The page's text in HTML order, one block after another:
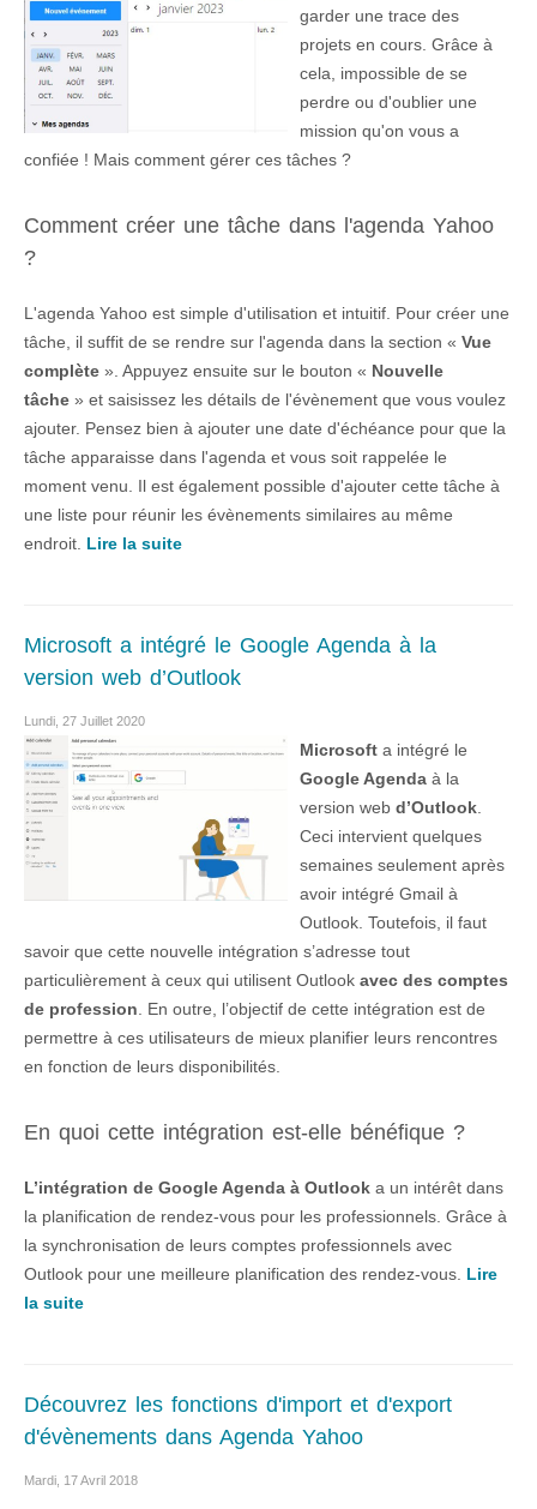
garder une trace des
projets en cours. Grâce à
cela, impossible de se
perdre ou d'oublier une
mission qu'on vous a
confiée ! Mais comment gérer ces tâches ?
Comment créer une tâche dans l'agenda Yahoo
?
L'agenda Yahoo est simple d'utilisation et intuitif. Pour créer une
tâche, il suffit de se rendre sur l'agenda dans la section « Vue
complète ». Appuyez ensuite sur le bouton « Nouvelle
tâche » et saisissez les détails de l'évènement que vous voulez
ajouter. Pensez bien à ajouter une date d'échéance pour que la
tâche apparaisse dans l'agenda et vous soit rappelée le
moment venu. Il est également possible d'ajouter cette tâche à
une liste pour réunir les évènements similaires au même
endroit. Lire la suite
Microsoft a intégré le Google Agenda à la
version web d’Outlook
Lundi, 27 Juillet 2020
Microsoft a intégré le
Google Agenda à la
version web d’Outlook
Ceci intervient quelques
semaines seulement après
avoir intégré Gmail à
Outlook. Toutefois, il faut
savoir que cette nouvelle intégration s’adresse tout
particulièrement à ceux qui utilisent Outlook avec des comptes
de profession . En outre, l’objectif de cette intégration est de
permettre à ces utilisateurs de mieux planifier leurs rencontres
en fonction de leurs disponibilités.
En quoi cette intégration est-elle bénéfique ?
L’intégration de Google Agenda à Outlook a un intérêt dans
la planification de rendez-vous pour les professionnels. Grâce à
la synchronisation de leurs comptes professionnels avec
Outlook pour une meilleure planification des rendez-vous. Lire
la suite
Découvrez les fonctions d'import et d'export
d'évènements dans Agenda Yahoo
Mardi, 17 Avril 2018